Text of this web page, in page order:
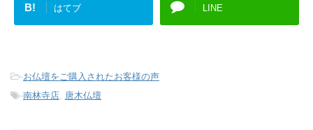
B! はてブ LINE
-お仏壇をご購入されたお客様の声
-南林寺店 唐木仏壇